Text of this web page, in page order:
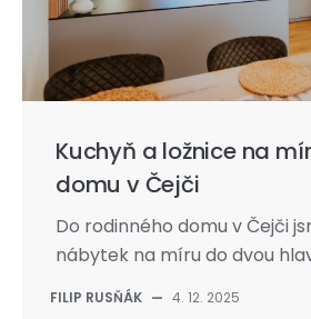
Kuchyň a ložnice na
domu v Čejči
Do rodinného domu v Čejči
nábytek na míru do dvou
FILIP RUSŇÁK — 4. 12. 2025